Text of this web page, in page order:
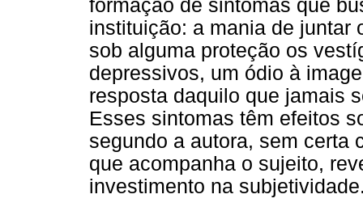
formação de sintomas que
instituição: a mania de juntar
sob alguma proteção os
depressivos, um ódio à
resposta daquilo que jamais
Esses sintomas têm efeitos
segundo a autora, sem certa
que acompanha o sujeito,
investimento na